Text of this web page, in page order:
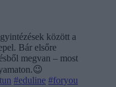
között a
Bár elsőre
megvan – most
#eduline #foryou